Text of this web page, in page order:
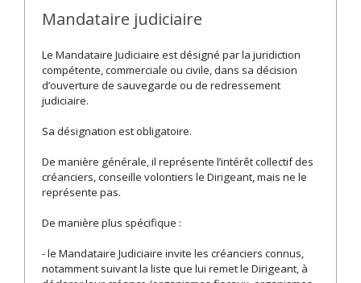
Mandataire judiciaire
Le Mandataire Judiciaire est désigné par la juridiction
compétente, commerciale ou civile, dans sa décision
d’ouverture de sauvegarde ou de redressement
judiciaire.
Sa désignation est obligatoire.
De manière générale, il représente l’intérêt collectif des
créanciers, conseille volontiers le Dirigeant, mais ne le
représente pas.
De manière plus spécifique :
- le Mandataire Judiciaire invite les créanciers connus,
notamment suivant la liste que lui remet le Dirigeant, à